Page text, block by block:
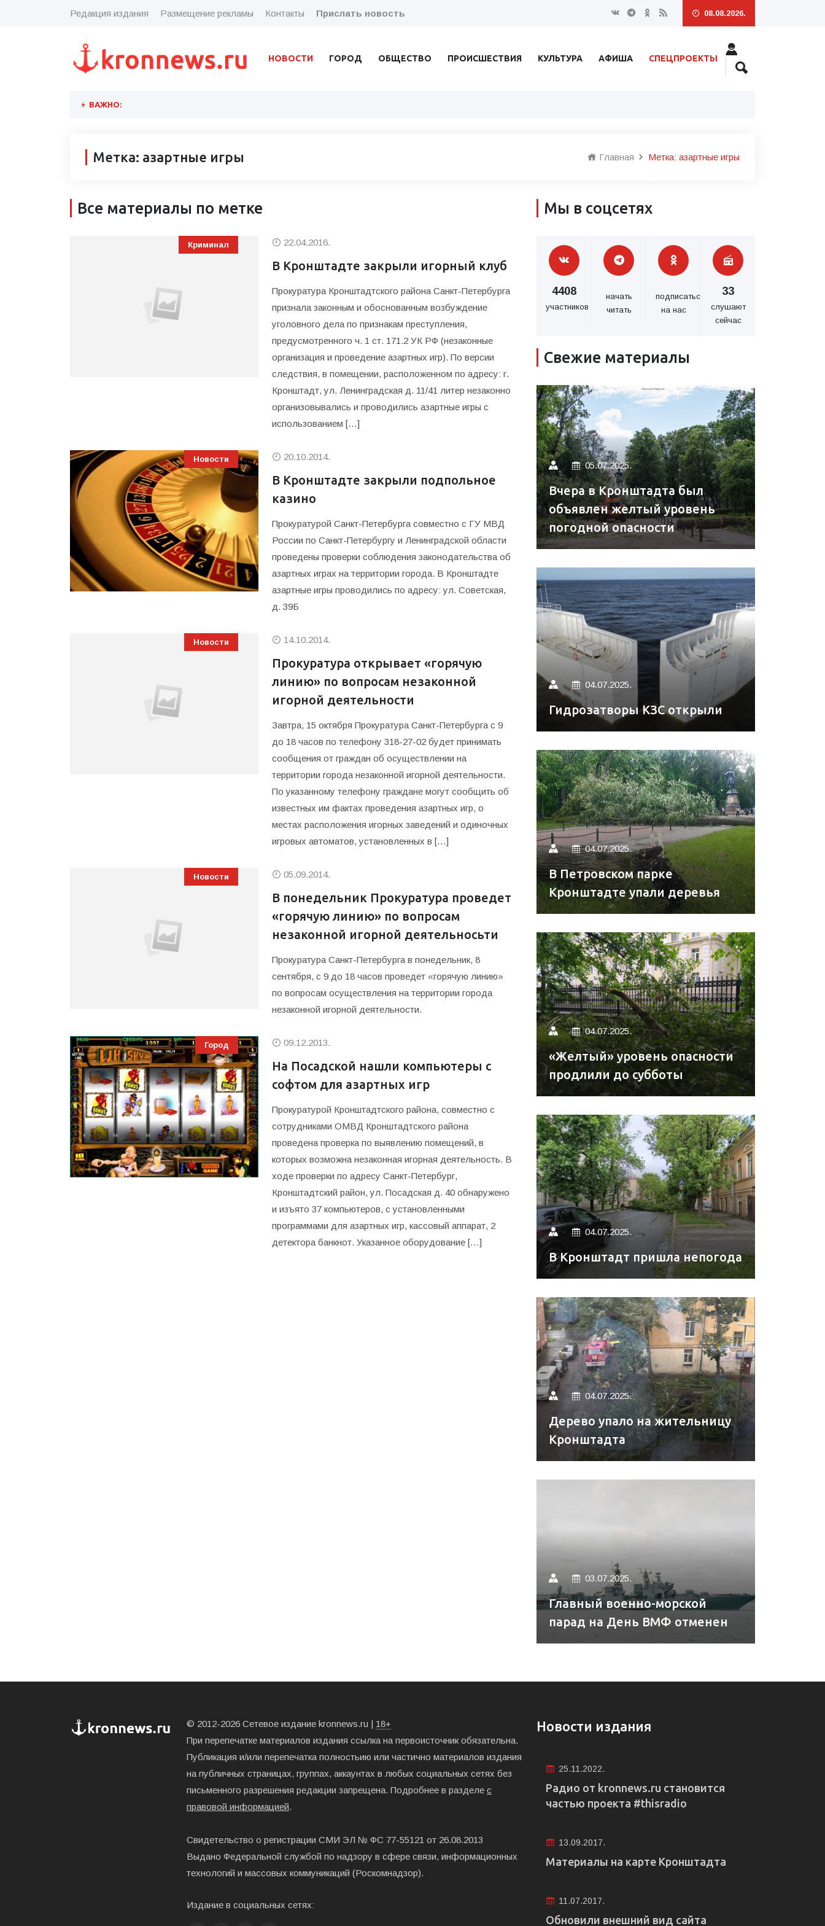
Редакция издания Размещение рекламы Контакты Прислать новость 08.08.2026.
НОВОСТИ ГОРОД ОБЩЕСТВО ПРОИСШЕСТВИЯ КУЛЬТУРА АФИША СПЕЦПРОЕКТЫ
ВАЖНО:
Метка: азартные игры Главная Метка: азартные игры
Все материалы по метке
Криминал 22.04.2016.
В Кронштадте закрыли игорный клуб
Прокуратура Кронштадтского района Санкт-Петербурга
признала законным и обоснованным возбуждение
уголовного дела по признакам преступления,
предусмотренного ч. 1 ст. 171.2 УК РФ (незаконные
организация и проведение азартных игр). По версии
следствия, в помещении, расположенном по адресу: г.
Кронштадт, ул. Ленинградская д. 11/41 литер незаконно
организовывались и проводились азартные игры с
использованием […]
Новости 20.10.2014.
В Кронштадте закрыли подпольное
казино
Прокуратурой Санкт-Петербурга совместно с ГУ МВД
России по Санкт-Петербургу и Ленинградской области
проведены проверки соблюдения законодательства об
азартных играх на территории города. В Кронштадте
азартные игры проводились по адресу: ул. Советская,
д. 39Б
Новости 14.10.2014.
Прокуратура открывает «горячую
линию» по вопросам незаконной
игорной деятельности
Завтра, 15 октября Прокуратура Санкт-Петербурга с 9
до 18 часов по телефону 318-27-02 будет принимать
сообщения от граждан об осуществлении на
территории города незаконной игорной деятельности.
По указанному телефону граждане могут сообщить об
известных им фактах проведения азартных игр, о
местах расположения игорных заведений и одиночных
игровых автоматов, установленных в […]
Новости 05.09.2014.
В понедельник Прокуратура проведет
«горячую линию» по вопросам
незаконной игорной деятельносьти
Прокуратура Санкт-Петербурга в понедельник, 8
сентября, с 9 до 18 часов проведет «горячую линию»
по вопросам осуществления на территории города
незаконной игорной деятельности.
Город 09.12.2013.
На Посадской нашли компьютеры с
софтом для азартных игр
Прокуратурой Кронштадтского района, совместно с
сотрудниками ОМВД Кронштадтского района
проведена проверка по выявлению помещений, в
которых возможна незаконная игорная деятельность. В
ходе проверки по адресу Санкт-Петербург,
Кронштадтский район, ул. Посадская д. 40 обнаружено
и изъято 37 компьютеров, с установленными
программами для азартных игр, кассовый аппарат, 2
детектора банкнот. Указанное оборудование […]
Мы в соцсетях
4408
участников
начать
читать
подписаться
на нас
33
слушают
сейчас
Свежие материалы
05.07.2025.
Вчера в Кронштадта был
объявлен желтый уровень
погодной опасности
04.07.2025.
Гидрозатворы КЗС открыли
04.07.2025.
В Петровском парке
Кронштадте упали деревья
04.07.2025.
«Желтый» уровень опасности
продлили до субботы
04.07.2025.
В Кронштадт пришла непогода
04.07.2025.
Дерево упало на жительницу
Кронштадта
03.07.2025.
Главный военно-морской
парад на День ВМФ отменен
© 2012-2026 Сетевое издание kronnews.ru | 18+
При перепечатке материалов издания ссылка на первоисточник обязательна.
Публикация и/или перепечатка полностьию или частично материалов издания
на публичных страницах, группах, аккаунтах в любых социальных сетях без
письменного разрешения редакции запрещена. Подробнее в разделе с
правовой информацией.
Свидетельство о регистрации СМИ ЭЛ № ФС 77-55121 от 26.08.2013
Выдано Федеральной службой по надзору в сфере связи, информационных
технологий и массовых коммуникаций (Роскомнадзор).
Издание в социальных сетях:
Новости издания
25.11.2022.
Радио от kronnews.ru становится
частью проекта #thisradio
13.09.2017.
Материалы на карте Кронштадта
11.07.2017.
Обновили внешний вид сайта